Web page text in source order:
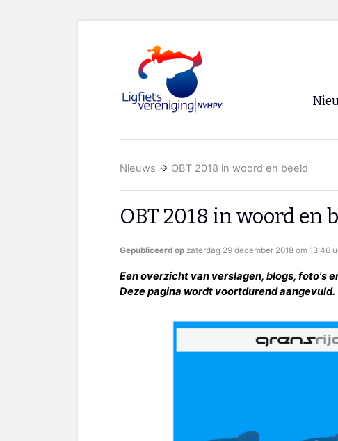
RSS
Nieuws → OBT 2018 in woord en beeld
OBT 2018 in woord en
Gepubliceerd op zaterdag 29 december 2018 om 13:46
Een overzicht van verslagen, blogs, foto's
Deze pagina wordt voortdurend aangevuld.